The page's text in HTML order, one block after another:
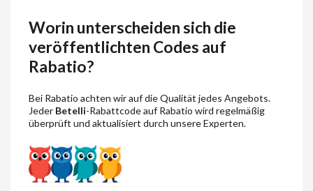
Worin unterscheiden sich die
veröffentlichten Codes auf
Rabatio?
Bei Rabatio achten wir auf die Qualität jedes Angebots.
Jeder Betelli-Rabattcode auf Rabatio wird regelmäßig
überprüft und aktualisiert durch unsere Experten.